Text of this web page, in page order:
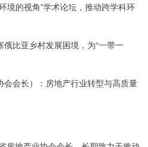
境的视角”学术论坛，推动跨学科环
比亚乡村发展困境，为“一带一
会长）：房地产行业转型与高质量